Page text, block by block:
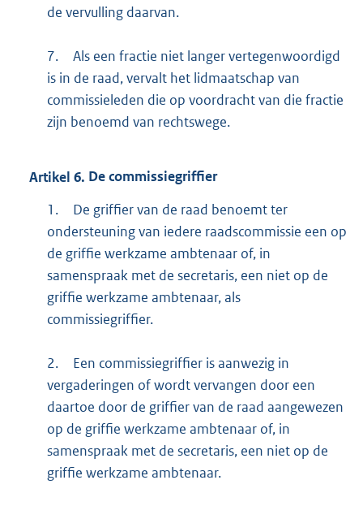
de vervulling daarvan.
7.
Als een fractie niet langer vertegenwoordigd
is in de raad, vervalt het lidmaatschap van
commissieleden die op voordracht van die fractie
zijn benoemd van rechtswege.
Artikel 6. De commissiegriffier
1.
De griffier van de raad benoemt ter
ondersteuning van iedere raadscommissie een op
de griffie werkzame ambtenaar of, in
samenspraak met de secretaris, een niet op de
griffie werkzame ambtenaar, als
commissiegriffier.
2.
Een commissiegriffier is aanwezig in
vergaderingen of wordt vervangen door een
daartoe door de griffier van de raad aangewezen
op de griffie werkzame ambtenaar of, in
samenspraak met de secretaris, een niet op de
griffie werkzame ambtenaar.